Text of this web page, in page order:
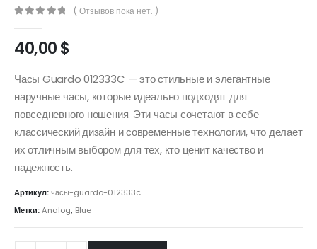
( Отзывов пока нет. )
40,00$
Часы Guardo 012333C — это стильные и элегантные
наручные часы, которые идеально подходят для
повседневного ношения. Эти часы сочетают в себе
классический дизайн и современные технологии, что делает
их отличным выбором для тех, кто ценит качество и
надежность.
Артикул:часы-guardo-012333c
Метки:Analog, Blue